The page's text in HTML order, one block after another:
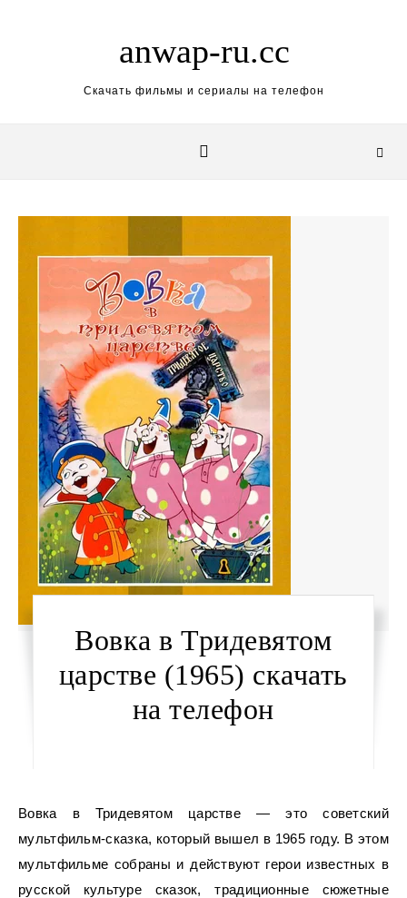
anwap-ru.cc
Скачать фильмы и сериалы на телефон
Вовка в Тридевятом
царстве (1965) скачать
на телефон
Вовка в Тридевятом царстве — это советский
мультфильм-сказка, который вышел в 1965 году. В этом
мультфильме собраны и действуют герои известных в
русской культуре сказок, традиционные сюжетные